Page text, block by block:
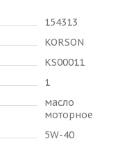
154313
KORSON
KS00011
1
масло
моторное
5W-40